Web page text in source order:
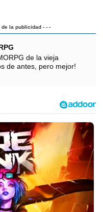
de la publicidad - - -
de la vieja
de antes, pero mejor!